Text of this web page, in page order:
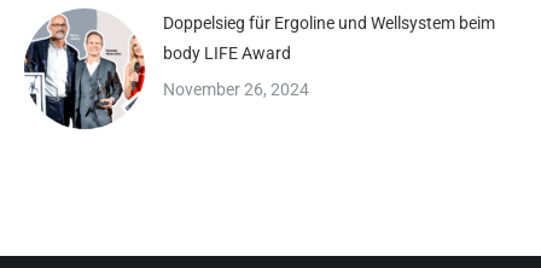
Doppelsieg für Ergoline und Wellsystem beim
body LIFE Award
November 26, 2024